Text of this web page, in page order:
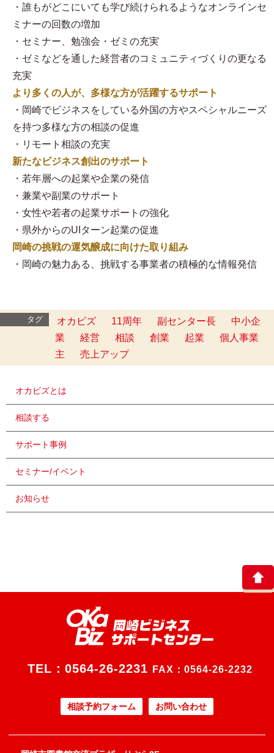
・誰もがどこにいても学び続けられるようなオンラインセ
ミナーの回数の増加
・セミナー、勉強会・ゼミの充実
・ゼミなどを通した経営者のコミュニティづくりの更なる
充実
より多くの人が、多様な方が活躍するサポート
・岡崎でビジネスをしている外国の方やスペシャルニーズ
を持つ多様な方の相談の促進
・リモート相談の充実
新たなビジネス創出のサポート
・若年層への起業や企業の発信
・兼業や副業のサポート
・女性や若者の起業サポートの強化
・県外からのUIターン起業の促進
岡崎の挑戦の運気醸成に向けた取り組み
・岡崎の魅力ある、挑戦する事業者の積極的な情報発信
タグ オカビズ 11周年 副センター長
中小企
業
経営 相談 創業 起業
個人事業
主
売上アップ
オカビズとは
相談する
サポート事例
セミナー/イベント
お知らせ
TEL： 0564-26-2231 FAX：0564-26-2232
相談予約フォーム お問い合わせ